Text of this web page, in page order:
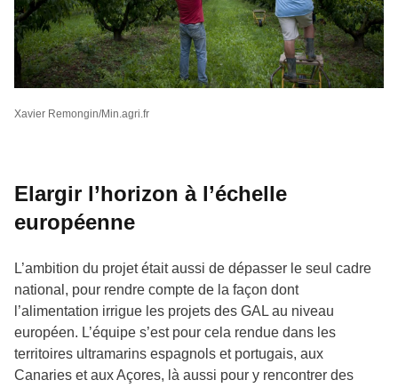
Xavier Remongin/Min.agri.fr
Elargir l’horizon à l’échelle
européenne
L’ambition du projet était aussi de dépasser le seul cadre
national, pour rendre compte de la façon dont
l’alimentation irrigue les projets des GAL au niveau
européen. L’équipe s’est pour cela rendue dans les
territoires ultramarins espagnols et portugais, aux
Canaries et aux Açores, là aussi pour y rencontrer des